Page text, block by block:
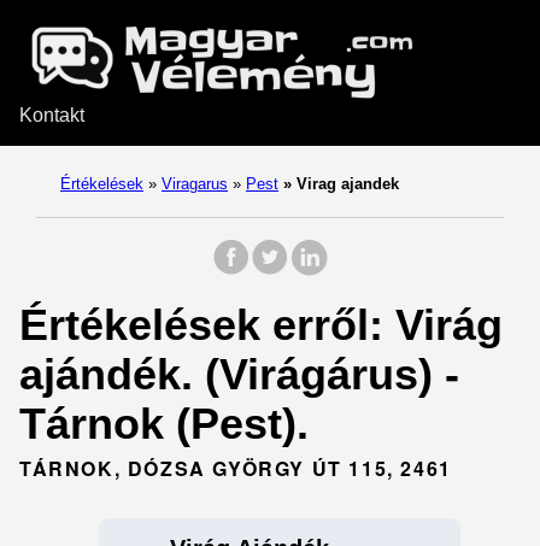
Kontakt
Értékelések » Viragarus » Pest » Virag ajandek
Értékelések erről: Virág
ajándék. (Virágárus) -
Tárnok (Pest).
TÁRNOK, DÓZSA GYÖRGY ÚT 115, 2461